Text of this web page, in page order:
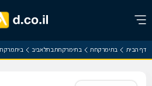
דף הבית בתי מרקחת בתי מרקחת בתל אביב בית